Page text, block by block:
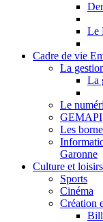
Le
Cadre de vie
La
La
Le
GEMAPI
Les
Garonne
Culture et loisirs
Sports
Cinéma
Création